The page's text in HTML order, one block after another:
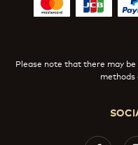
Please note that there may
methods